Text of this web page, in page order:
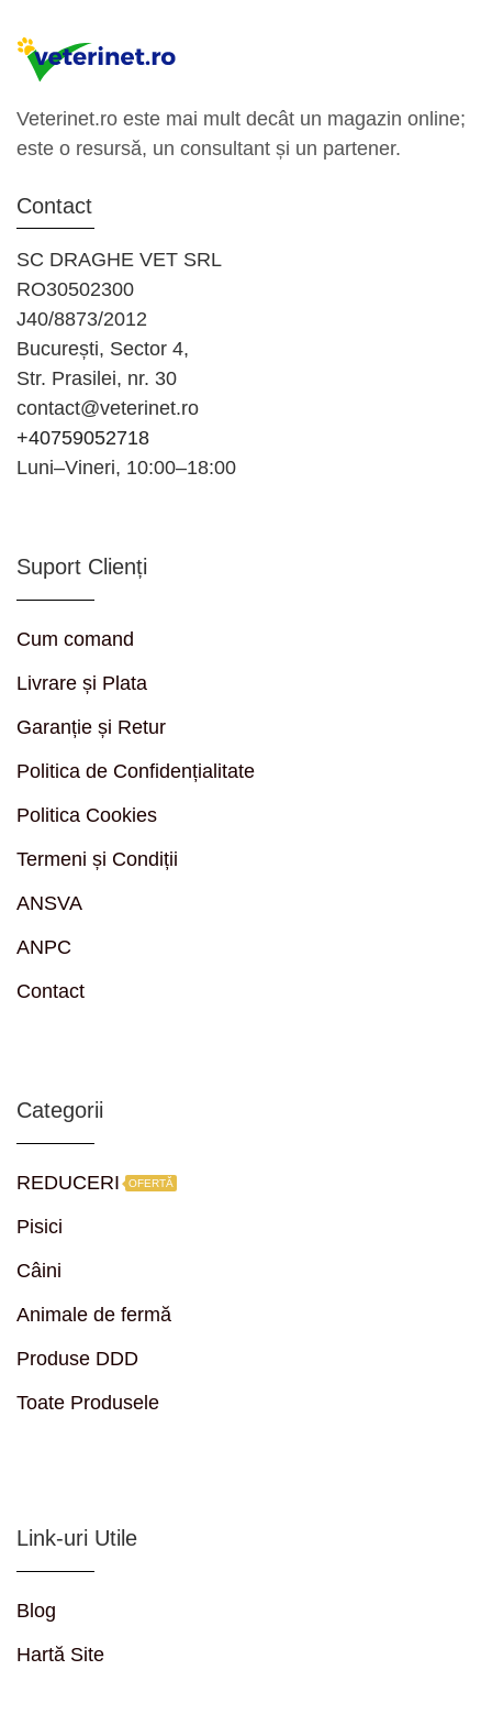
Veterinet.ro este mai mult decât un magazin online;
este o resursă, un consultant și un partener.
Contact
SC DRAGHE VET SRL
RO30502300
J40/8873/2012
București, Sector 4,
Str. Prasilei, nr. 30
contact@veterinet.ro
+40759052718
Luni–Vineri, 10:00–18:00
Suport Clienți
Cum comand
Livrare și Plata
Garanție și Retur
Politica de Confidențialitate
Politica Cookies
Termeni și Condiții
ANSVA
ANPC
Contact
Categorii
REDUCERI OFERTĂ
Pisici
Câini
Animale de fermă
Produse DDD
Toate Produsele
Link-uri Utile
Blog
Hartă Site